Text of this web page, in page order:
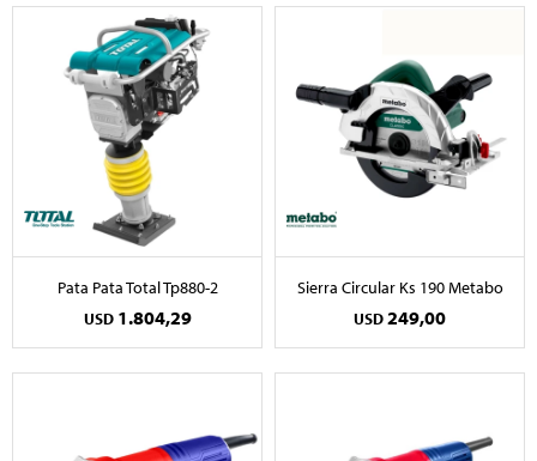
Pata Pata Total Tp880-2
USD 1.804,29
Sierra Circular Ks 190 Metabo
USD249,00